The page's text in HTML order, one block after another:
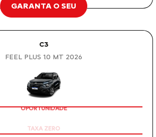
GARANTA O SEU
C3
FEEL PLUS 1.0 MT 2026
OPORTUNIDADE